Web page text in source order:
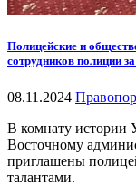
Полицейские и
сотрудников полиции
08.11.2024
В комнату истории
Восточному
приглашены
талантами.